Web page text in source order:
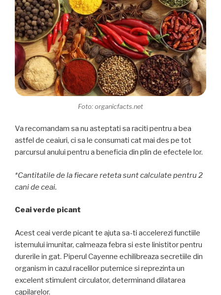
Foto: organicfacts.net
Va recomandam sa nu asteptati sa raciti pentru a bea
astfel de ceaiuri, ci sa le consumati cat mai des pe tot
parcursul anului pentru a beneficia din plin de efectele lor.
*Cantitatile de la fiecare reteta sunt calculate pentru 2
cani de ceai.
Ceai verde picant
Acest ceai verde picant te ajuta sa-ti accelerezi functiile
istemului imunitar, calmeaza febra si este linistitor pentru
durerile in gat. Piperul Cayenne echilibreaza secretiile din
organism in cazul racelilor puternice si reprezinta un
excelent stimulent circulator, determinand dilatarea
capilarelor.